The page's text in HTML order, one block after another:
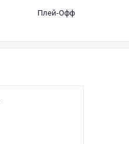
Плей-Офф